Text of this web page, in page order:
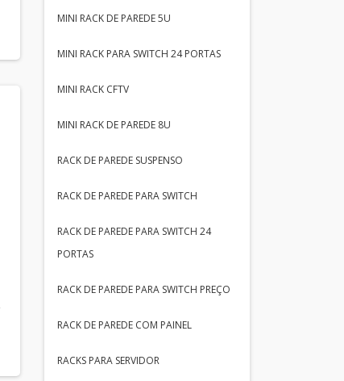
MINI RACK DE PAREDE 5U
MINI RACK PARA SWITCH 24 PORTAS
MINI RACK CFTV
MINI RACK DE PAREDE 8U
RACK DE PAREDE SUSPENSO
RACK DE PAREDE PARA SWITCH
RACK DE PAREDE PARA SWITCH 24
PORTAS
RACK DE PAREDE PARA SWITCH PREÇO
RACK DE PAREDE COM PAINEL
RACKS PARA SERVIDOR